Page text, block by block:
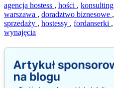
agencja hostess , hości , konsulting
warszawa , doradztwo biznesowe ,
sprzedaży , hostessy , fordanserki ,
wynajęcia